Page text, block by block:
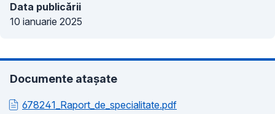
Data publicării
10 ianuarie 2025
Documente atașate
678241_Raport_de_specialitate.pdf